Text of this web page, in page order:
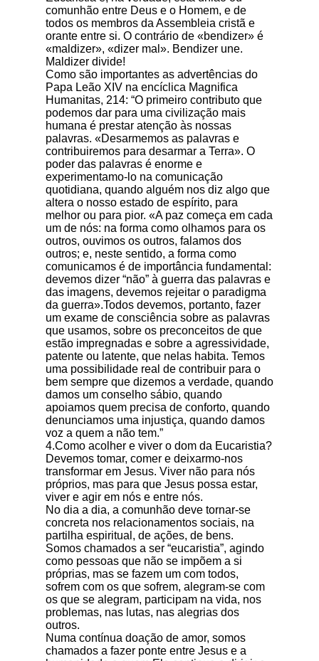
comunhão entre Deus e o Homem, e de
todos os membros da Assembleia cristã e
orante entre si. O contrário de «bendizer» é
«maldizer», «dizer mal». Bendizer une.
Maldizer divide!
Como são importantes as advertências do
Papa Leão XIV na encíclica Magnifica
Humanitas, 214: “O primeiro contributo que
podemos dar para uma civilização mais
humana é prestar atenção às nossas
palavras. «Desarmemos as palavras e
contribuiremos para desarmar a Terra». O
poder das palavras é enorme e
experimentamo-lo na comunicação
quotidiana, quando alguém nos diz algo que
altera o nosso estado de espírito, para
melhor ou para pior. «A paz começa em cada
um de nós: na forma como olhamos para os
outros, ouvimos os outros, falamos dos
outros; e, neste sentido, a forma como
comunicamos é de importância fundamental:
devemos dizer “não” à guerra das palavras e
das imagens, devemos rejeitar o paradigma
da guerra».Todos devemos, portanto, fazer
um exame de consciência sobre as palavras
que usamos, sobre os preconceitos de que
estão impregnadas e sobre a agressividade,
patente ou latente, que nelas habita. Temos
uma possibilidade real de contribuir para o
bem sempre que dizemos a verdade, quando
damos um conselho sábio, quando
apoiamos quem precisa de conforto, quando
denunciamos uma injustiça, quando damos
voz a quem a não tem.”
4.Como acolher e viver o dom da Eucaristia?
Devemos tomar, comer e deixarmo-nos
transformar em Jesus. Viver não para nós
próprios, mas para que Jesus possa estar,
viver e agir em nós e entre nós.
No dia a dia, a comunhão deve tornar-se
concreta nos relacionamentos sociais, na
partilha espiritual, de ações, de bens.
Somos chamados a ser “eucaristia”, agindo
como pessoas que não se impõem a si
próprias, mas se fazem um com todos,
sofrem com os que sofrem, alegram-se com
os que se alegram, participam na vida, nos
problemas, nas lutas, nas alegrias dos
outros.
Numa contínua doação de amor, somos
chamados a fazer ponte entre Jesus e a